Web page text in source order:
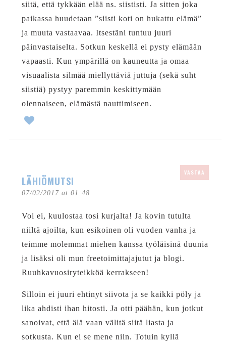
siitä, että tykkään elää ns. siististi. Ja sitten joka
paikassa huudetaan ”siisti koti on hukattu elämä”
ja muuta vastaavaa. Itsestäni tuntuu juuri
päinvastaiselta. Sotkun keskellä ei pysty elämään
vapaasti. Kun ympärillä on kauneutta ja omaa
visuaalista silmää miellyttäviä juttuja (sekä suht
siistiä) pystyy paremmin keskittymään
olennaiseen, elämästä nauttimiseen.
LÄHIÖMUTSI
07/02/2017 at 01:48
VASTAA
Voi ei, kuulostaa tosi kurjalta! Ja kovin tutulta
niiltä ajoilta, kun esikoinen oli vuoden vanha ja
teimme molemmat miehen kanssa työläisinä duunia
ja lisäksi oli mun freetoimittajajutut ja blogi.
Ruuhkavuosiryteikköä kerrakseen!
Silloin ei juuri ehtinyt siivota ja se kaikki pöly ja
lika ahdisti ihan hitosti. Ja otti päähän, kun jotkut
sanoivat, että älä vaan välitä siitä liasta ja
sotkusta. Kun ei se mene niin. Totuin kyllä